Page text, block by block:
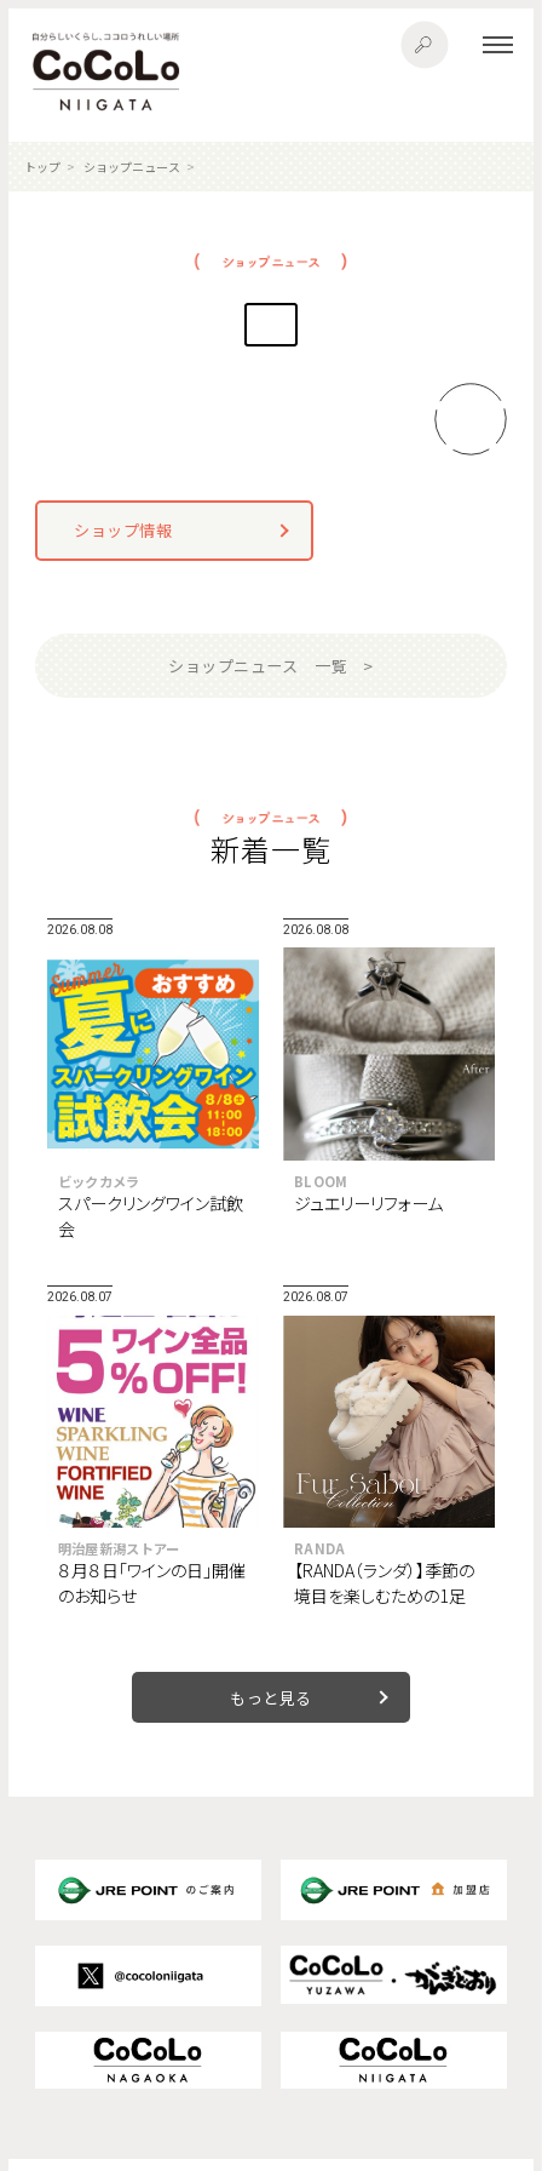
トップ ショップニュース
ショップ情報
ショップニュース 一覧
新着一覧
2026.08.08
ビックカメラ
スパークリングワイン試飲
会
2026.08.08
BLOOM
ジュエリーリフォーム
2026.08.07
明治屋新潟ストアー
８月８日「ワインの日」開催
のお知らせ
2026.08.07
RANDA
【RANDA（ランダ）】季節の
境目を楽しむための1足
もっと見る